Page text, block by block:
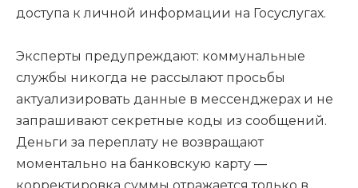
доступа к личной информации на Госуслугах.
Эксперты предупреждают: коммунальные
службы никогда не рассылают просьбы
актуализировать данные в мессенджерах и не
запрашивают секретные коды из сообщений.
Деньги за переплату не возвращают
моментально на банковскую карту —